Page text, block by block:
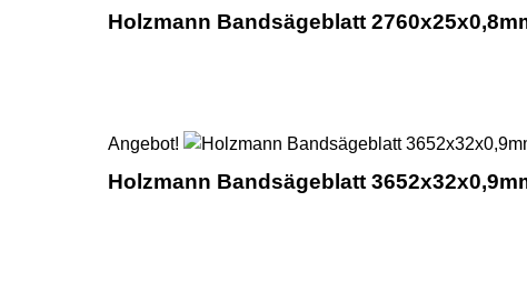
Holzmann Bandsägeblatt
Angebot!
Holzmann Bandsägeblatt